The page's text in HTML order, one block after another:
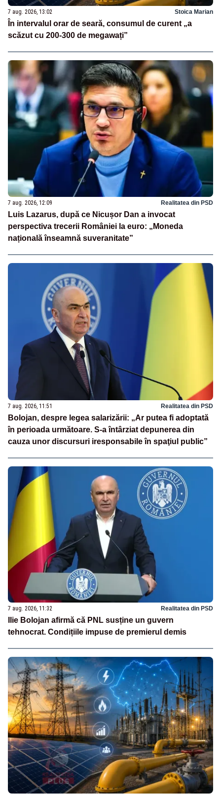
7 aug. 2026, 13:02 Stoica Marian
În intervalul orar de seară, consumul de curent „a
scăzut cu 200-300 de megawați”
7 aug. 2026, 12:09 Realitatea din PSD
Luis Lazarus, după ce Nicușor Dan a invocat
perspectiva trecerii României la euro: „Moneda
națională înseamnă suveranitate”
7 aug. 2026, 11:51 Realitatea din PSD
Bolojan, despre legea salarizării: „Ar putea fi adoptată
în perioada următoare. S-a întârziat depunerea din
cauza unor discursuri iresponsabile în spaţiul public”
7 aug. 2026, 11:32 Realitatea din PSD
Ilie Bolojan afirmă că PNL susține un guvern
tehnocrat. Condițiile impuse de premierul demis